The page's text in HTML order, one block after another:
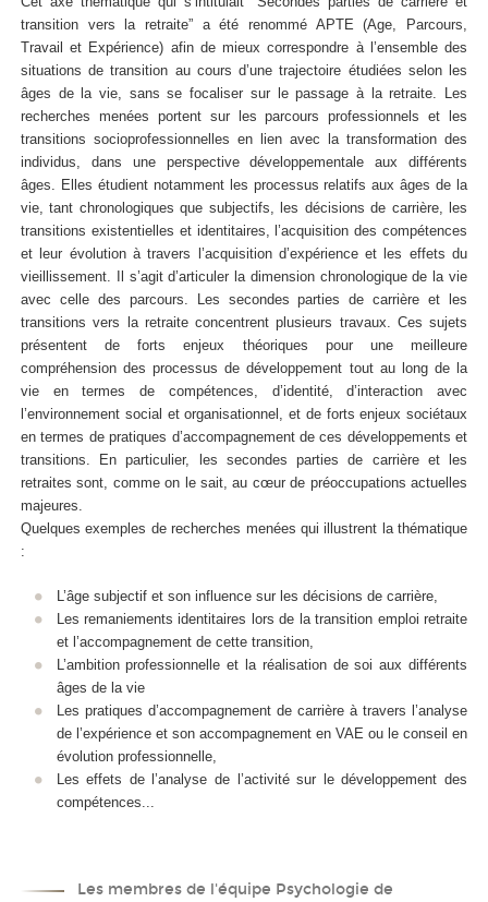
transition vers la retraite” a été renommé APTE (Age, Parcours,
Travail et Expérience) afin de mieux correspondre à l’ensemble des
situations de transition au cours d’une trajectoire étudiées selon les
âges de la vie, sans se focaliser sur le passage à la retraite. Les
recherches menées portent sur les parcours professionnels et les
transitions socioprofessionnelles en lien avec la transformation des
individus, dans une perspective développementale aux différents
âges. Elles étudient notamment les processus relatifs aux âges de la
vie, tant chronologiques que subjectifs, les décisions de carrière, les
transitions existentielles et identitaires, l’acquisition des compétences
et leur évolution à travers l’acquisition d’expérience et les effets du
vieillissement. Il s’agit d’articuler la dimension chronologique de la vie
avec celle des parcours. Les secondes parties de carrière et les
transitions vers la retraite concentrent plusieurs travaux. Ces sujets
présentent de forts enjeux théoriques pour une meilleure
compréhension des processus de développement tout au long de la
vie en termes de compétences, d’identité, d’interaction avec
l’environnement social et organisationnel, et de forts enjeux sociétaux
en termes de pratiques d’accompagnement de ces développements et
transitions. En particulier, les secondes parties de carrière et les
retraites sont, comme on le sait, au cœur de préoccupations actuelles
majeures.
Quelques exemples de recherches menées qui illustrent la thématique
:
L’âge subjectif et son influence sur les décisions de carrière,
Les remaniements identitaires lors de la transition emploi retraite
et l’accompagnement de cette transition,
L’ambition professionnelle et la réalisation de soi aux différents
âges de la vie
Les pratiques d’accompagnement de carrière à travers l’analyse
de l’expérience et son accompagnement en VAE ou le conseil en
évolution professionnelle,
Les effets de l’analyse de l’activité sur le développement des
compétences...
Les membres de l'équipe Psychologie de